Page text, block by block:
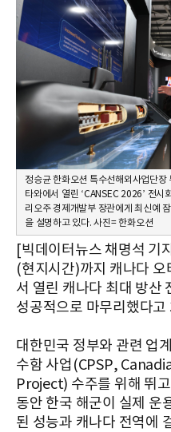
정승균 한화오션 특수선해외사업단
타와에서 열린 ‘CANSEC 2026’ 전
리오주 경제개발부 장관에게 최신예
을 설명하고 있다. 사진= 한화오션
[빅데이터뉴스 채명석 기
(현지시간)까지 캐나다 오
서 열린 캐나다 최대 방산
성공적으로 마무리했다고
대한민국 정부와 관련 업
수함 사업(CPSP,
Project) 수주를 위해 뛰
동안 한국 해군이 실제 운
된 성능과 캐나다 전역에